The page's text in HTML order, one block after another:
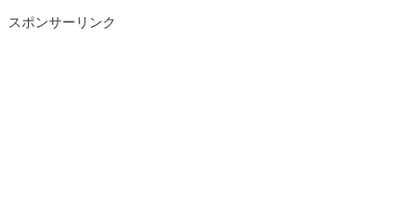
スポンサーリンク